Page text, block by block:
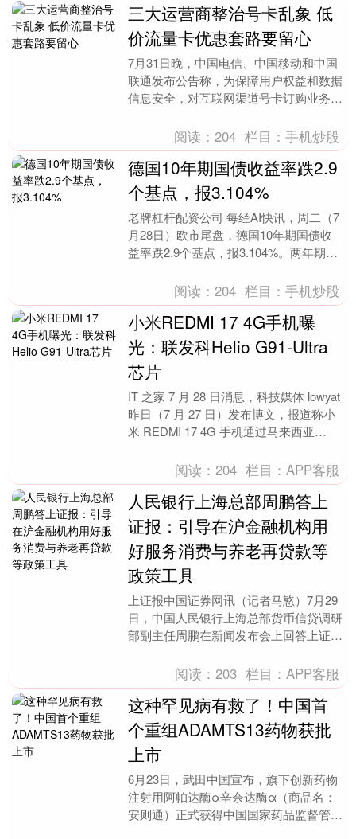
三大运营商整治号卡乱象 低
价流量卡优惠套路要留心
7月31日晚，中国电信、中国移动和中国
联通发布公告称，为保障用户权益和数据
信息安全，对互联网渠道号卡订购业务进
如需在互联....
阅读：204 栏目：手机炒股
德国10年期国债收益率跌2.9
个基点，报3.104%
老牌杠杆配资公司 每经AI快讯，周二（7
月28日）欧市尾盘，德国10年期国债收
益率跌2.9个基点，报3.104%。两年期德
阅读：204 栏目：手机炒股
小米REDMI 17 4G手机曝
光：联发科Helio G91-Ultra
芯片
IT 之家 7 月 28 日消息，科技媒体 lowyat
昨日（7 月 27 日）发布博文，报道称小
米 REDMI 17 4G 手机通过马来西亚
阅读：204 栏目：APP客服
人民银行上海总部周鹏答上
证报：引导在沪金融机构用
好服务消费与养老再贷款等
政策工具
上证报中国证券网讯（记者马慜）7月29
日，中国人民银行上海总部货币信贷调研
部副主任周鹏在新闻发布会上回答上证报
在沪金融机构用....
阅读：203 栏目：APP客服
这种罕见病有救了！中国首
个重组ADAMTS13药物获批
上市
6月23日，武田中国宣布，旗下创新药物
注射用阿帕达酶α辛奈达酶α（商品名：
安则通）正式获得中国国家药品监督管理